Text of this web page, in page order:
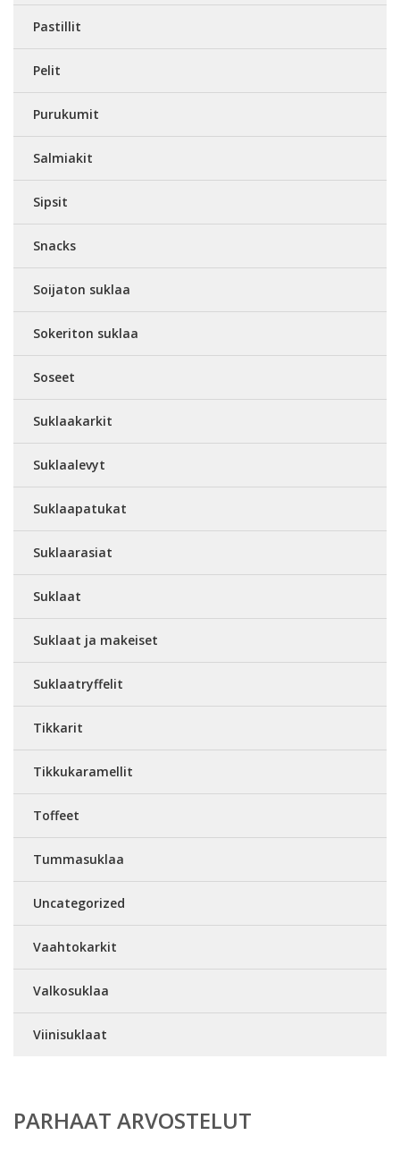
Pastillit
Pelit
Purukumit
Salmiakit
Sipsit
Snacks
Soijaton suklaa
Sokeriton suklaa
Soseet
Suklaakarkit
Suklaalevyt
Suklaapatukat
Suklaarasiat
Suklaat
Suklaat ja makeiset
Suklaatryffelit
Tikkarit
Tikkukaramellit
Toffeet
Tummasuklaa
Uncategorized
Vaahtokarkit
Valkosuklaa
Viinisuklaat
PARHAAT ARVOSTELUT